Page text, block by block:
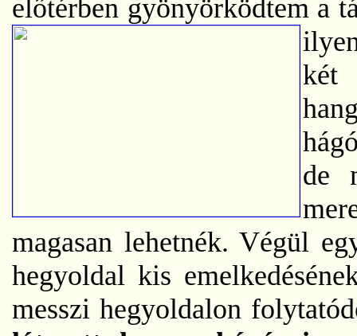
előtérben gyönyörködtem a
két
de
magasan lehetnék. Végül
hegyoldal kis
messzi hegyoldalon